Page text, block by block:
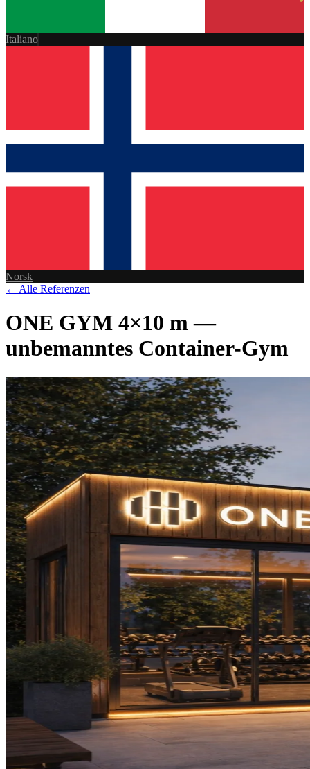
Italiano
Norsk
← Alle Referenzen
ONE GYM 4×10 m —
unbemanntes Container-Gym